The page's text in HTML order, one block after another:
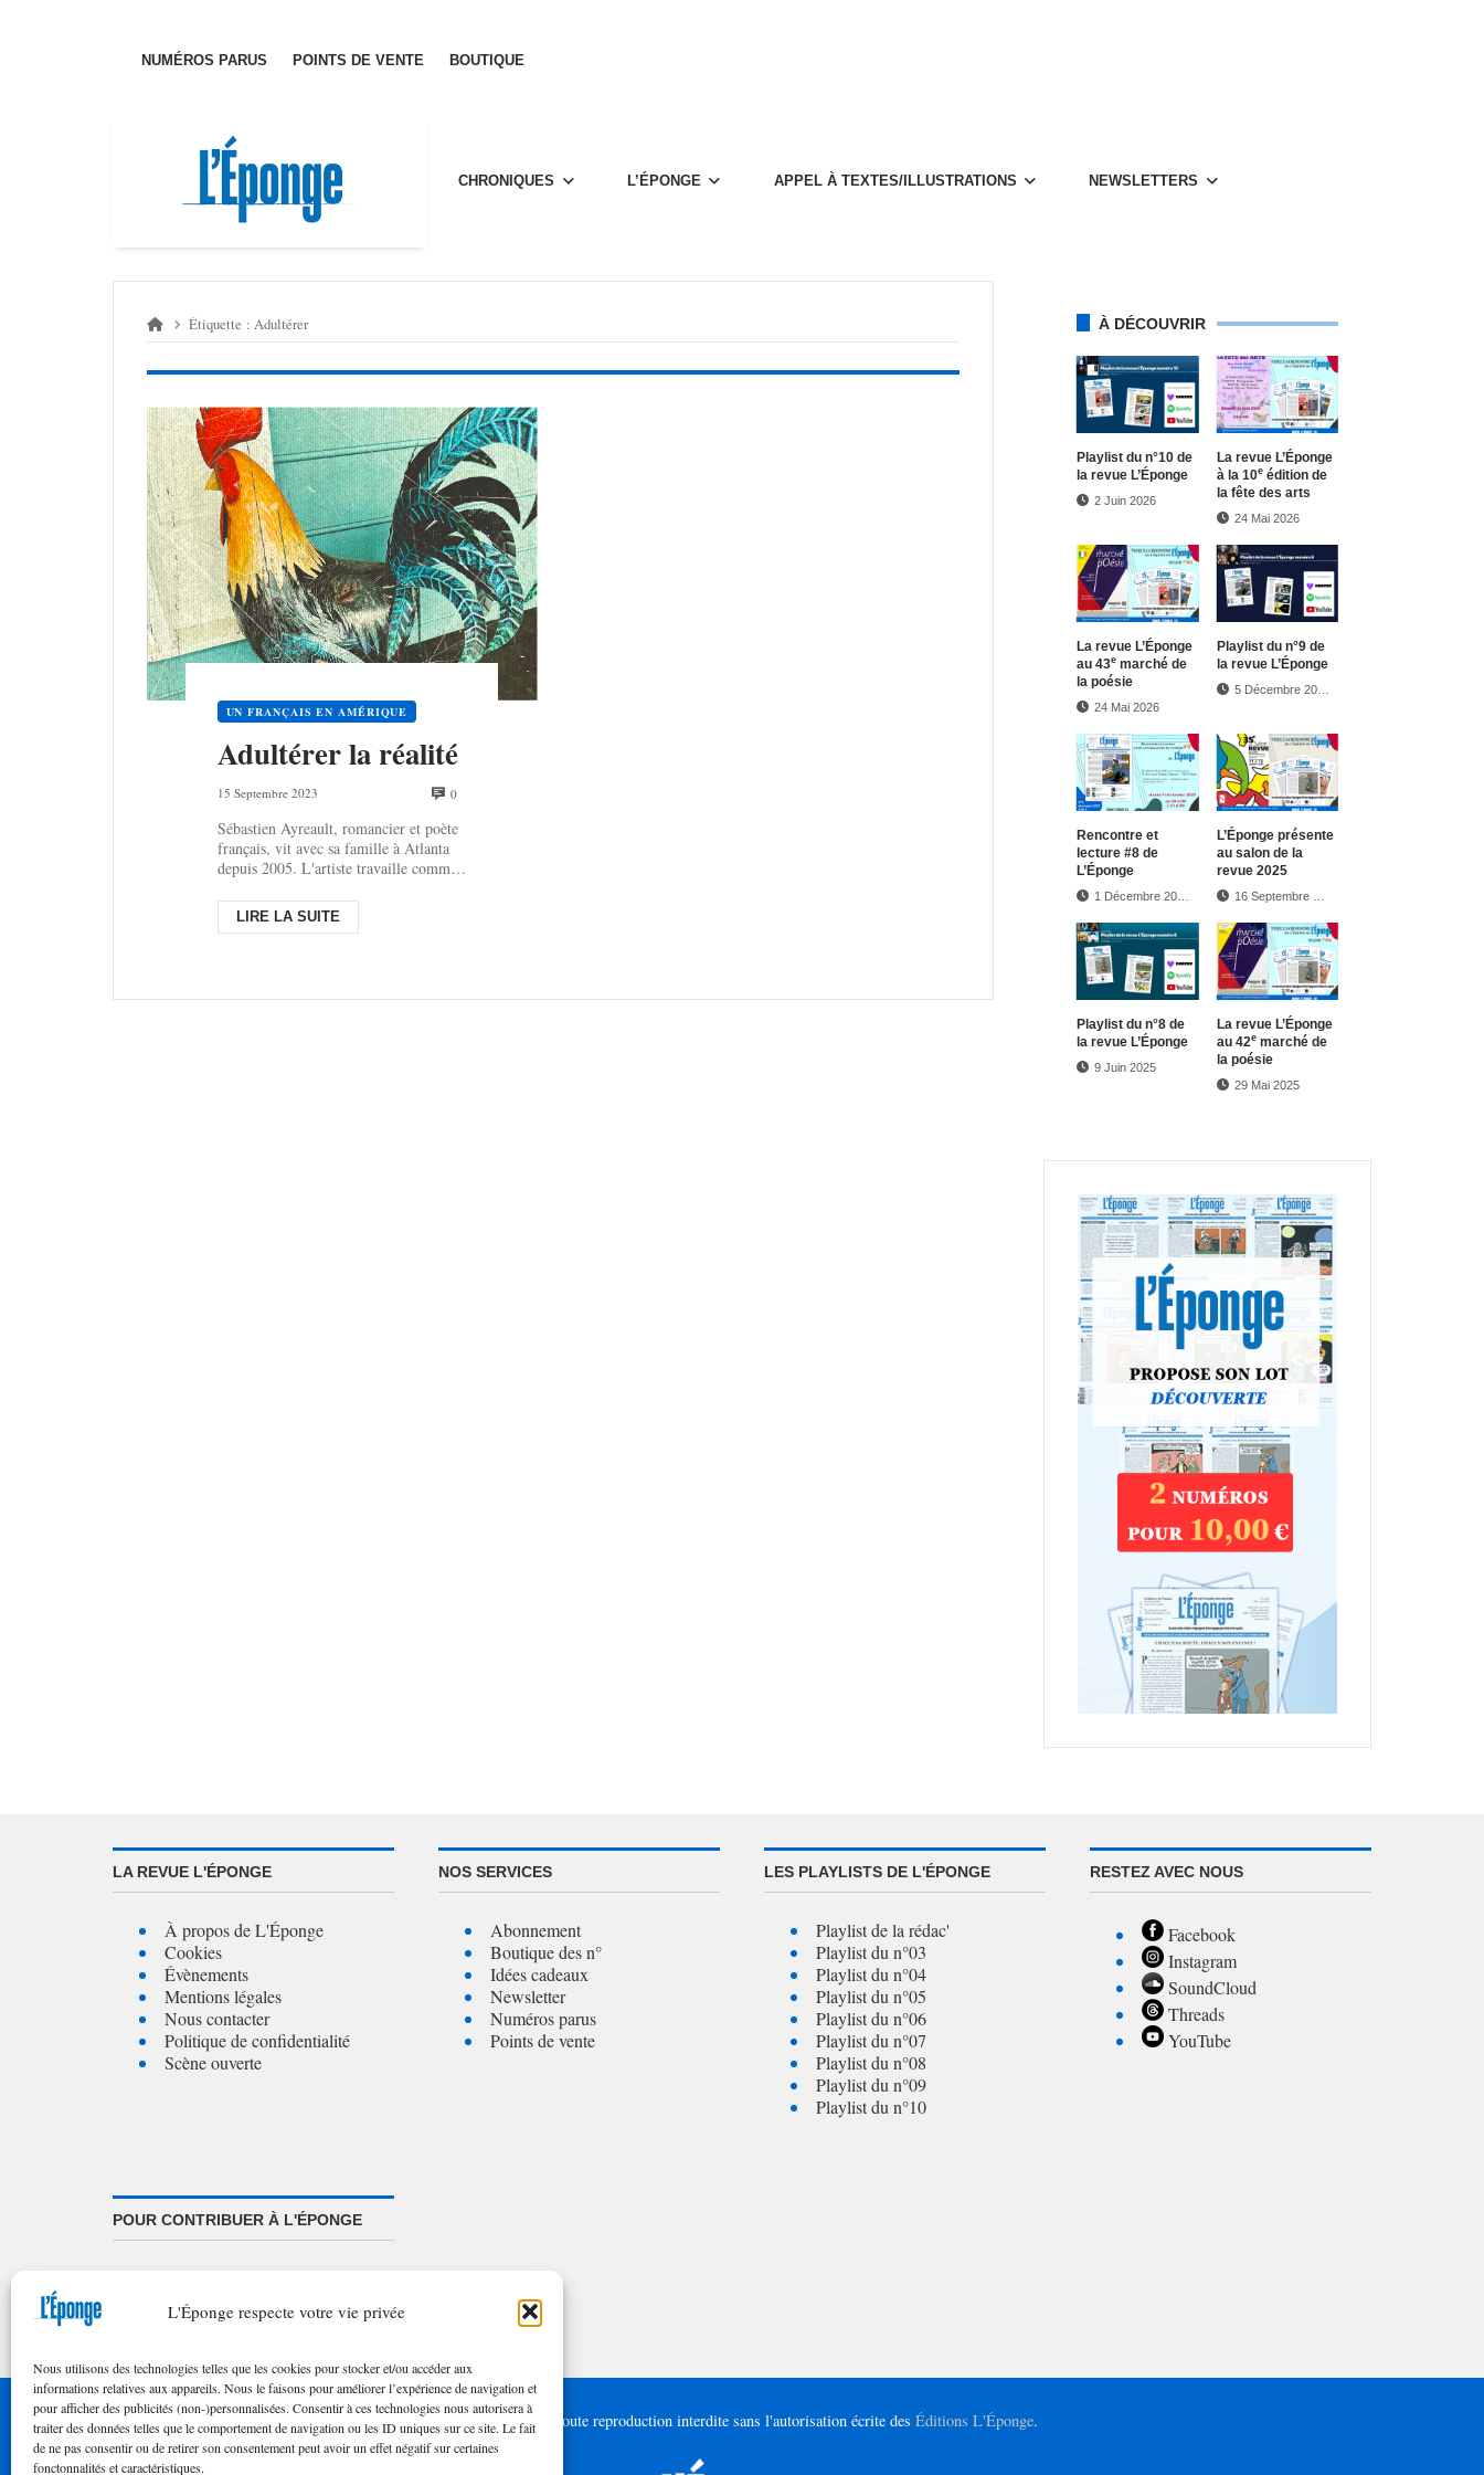
L'Éponge respecte votre vie privée
Nous utilisons des technologies telles que les cookies pour stocker et/ou accéder aux
informations relatives aux appareils. Nous le faisons pour améliorer l’expérience de navigation et
pour afficher des publicités (non-)personnalisées. Consentir à ces technologies nous autorisera à
traiter des données telles que le comportement de navigation ou les ID uniques sur ce site. Le fait
de ne pas consentir ou de retirer son consentement peut avoir un effet négatif sur certaines
fonctonnalités et caractéristiques.
NUMÉ­­­ROS PARUS POINTS DE VENTE BOUTIQUE
CHRO­NIQUES L’ÉPONGE APPEL À TEXTES/ILLUS­­­TRA­­­TIONS NEWS­LET­TERS
Étiquette : Adultérer
UN FRANÇAIS EN AMÉRIQUE
Adul­té­rer la réalité
15 Septembre 2023 0
Sébastien Ayreault, romancier et poète
français, vit avec sa famille à Atlanta
depuis 2005. L'artiste travaille comme
LIRE LA SUITE
À DÉCOUVRIR
Play­list du n°10 de
la revue L’Éponge
2 Juin 2026
La revue L’Éponge
à la 10eédition de
la fête des arts
24 Mai 2026
La revue L’Éponge
au 43e marché de
la poésie
24 Mai 2026
Play­list du n°9 de
la revue L’Éponge
5 Décembre 2025
Rencontre et
lecture #8 de
L’Éponge
1 Décembre 2025
L’Éponge présente
au salon de la
revue 2025
16 Septembre 2025
Play­list du n°8 de
la revue L’Éponge
9 Juin 2025
La revue L’Éponge
au 42emarché de
la poésie
29 Mai 2025
LA REVUE L'ÉPONGE
À propos de L'Éponge
Cookies
Évènements
Mentions légales
Nous contacter
Politique de confidentialité
Scène ouverte
NOS SERVICES
Abonnement
Boutique des n°
Idées cadeaux
Newsletter
Numéros parus
Points de vente
LES PLAYLISTS DE L'ÉPONGE
Playlist de la rédac'
Playlist du n°03
Playlist du n°04
Playlist du n°05
Playlist du n°06
Playlist du n°07
Playlist du n°08
Playlist du n°09
Playlist du n°10
RESTEZ AVEC NOUS
Facebook
Instagram
SoundCloud
Threads
YouTube
POUR CONTRIBUER À L'ÉPONGE
FAQ de nos appels
© 2023 – 2025 | Toute reproduction interdite sans l'autorisation écrite des Éditions L'Éponge.